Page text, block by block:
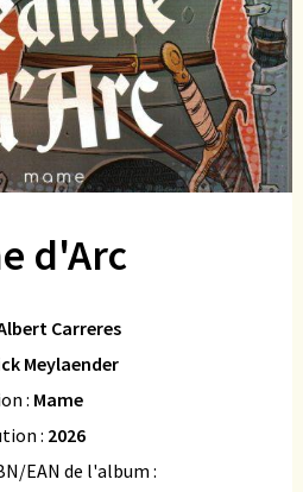
d'Arc
Carreres
Meylaender
: Mame
: 2026
EAN de l'album :